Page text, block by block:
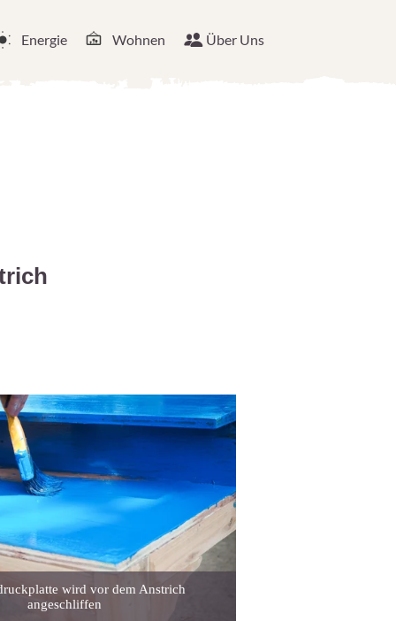
Energie Wohnen Über Uns
wird vor dem Anstrich
angeschliffen